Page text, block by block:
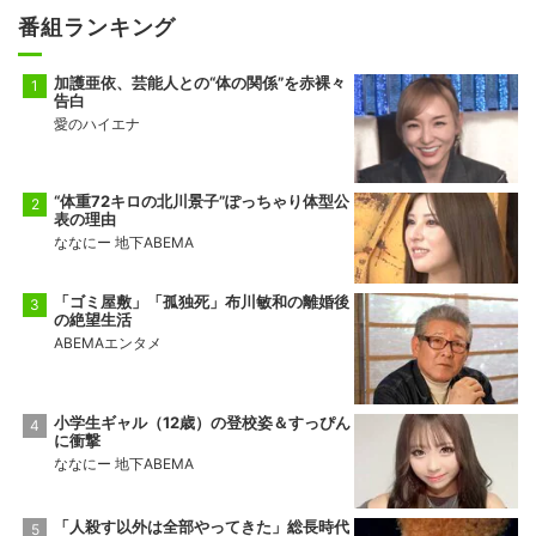
番組ランキング
加護亜依、芸能人との“体の関係”を赤裸々
告白
愛のハイエナ
“体重72キロの北川景子”ぽっちゃり体型公
表の理由
ななにー 地下ABEMA
「ゴミ屋敷」「孤独死」布川敏和の離婚後
の絶望生活
ABEMAエンタメ
小学生ギャル（12歳）の登校姿＆すっぴん
に衝撃
ななにー 地下ABEMA
「人殺す以外は全部やってきた」総長時代